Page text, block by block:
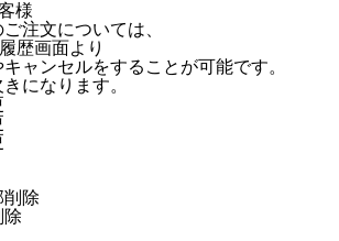
客様
注文については、
歴画面より
ャンセルをすることが可能です。
になります。
削除
除